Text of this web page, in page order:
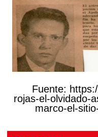
Fuente:
rojas-el-olvidado-
marco-el-